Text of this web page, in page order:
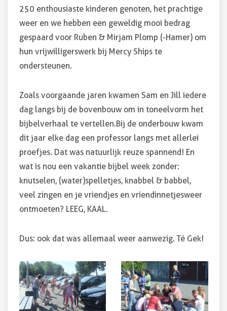
250 enthousiaste kinderen genoten, het prachtige
weer en we hebben een geweldig mooi bedrag
gespaard voor Ruben & Mirjam Plomp (-Hamer) om
hun vrijwilligerswerk bij Mercy Ships te
ondersteunen.
Zoals voorgaande jaren kwamen Sam en Jill iedere
dag langs bij de bovenbouw om in toneelvorm het
bijbelverhaal te vertellen. Bij de onderbouw kwam
dit jaar elke dag een professor langs met allerlei
proefjes. Dat was natuurlijk reuze spannend! En
wat is nou een vakantie bijbel week zonder:
knutselen, (water)spelletjes, knabbel & babbel,
veel zingen en je vriendjes en vriendinnetjes weer
ontmoeten? LEEG, KAAL.
Dus: ook dat was allemaal weer aanwezig. Té Gek!